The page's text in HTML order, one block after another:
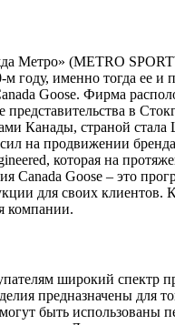
Метро» (METRO
году, именно тогда ее и
Goose. Фирма
представительства в
Канады, страной
на продвижении
которая на
Goose – это
для своих клиентов.
компании.
широкий спектр
предназначены для
быть использованы